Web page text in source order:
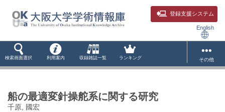
登録支援システム
English
検索画面選択 利用案内 収録雑誌一覧 ランキング その他
船の最適変針操舵系に関する研究
千原, 國宏